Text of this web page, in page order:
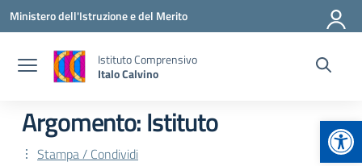
Vai ai contenuti
Vai al menu di navigazione
Vai al footer
Ministero dell'Istruzione e del Merito
Istituto Comprensivo
Italo Calvino
Argomento: Istituto
Stampa / Condividi